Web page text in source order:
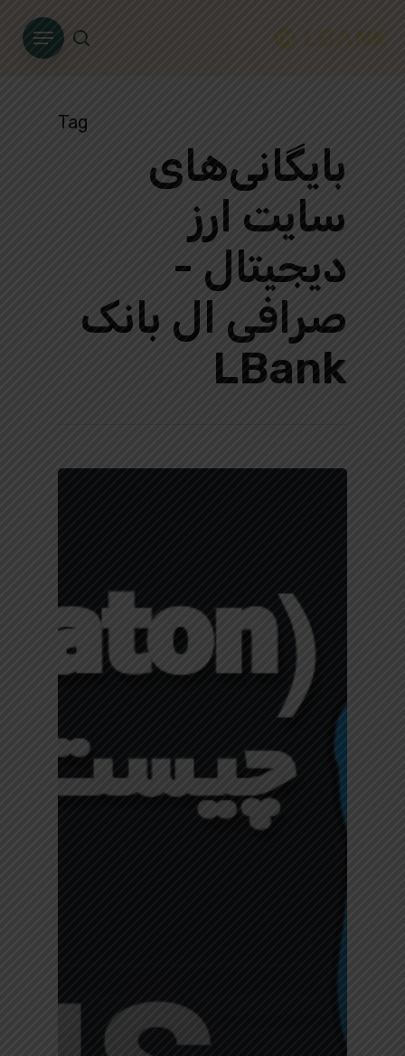
Menu
Tag
بایگانی‌های
سایت ارز
دیجیتال -
صرافی ال بانک
LBank